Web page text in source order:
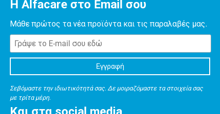
Η Alfacare στο Email σου
Μάθε πρώτος τα νέα προϊόντα και τις παραλαβές μας.
Σεβόμαστε την ιδιωτικότητά σας. Δε μοιραζόμαστε τα στοιχεία σας
με τρίτα μέρη.